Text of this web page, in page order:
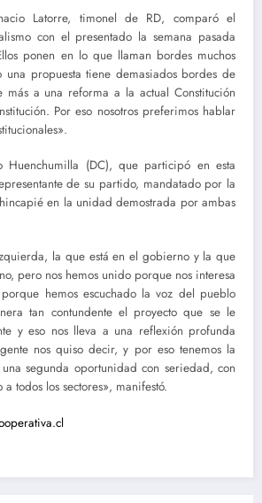
Latorre, timonel de RD, comparó el
con el presentado la semana pasada
ponen en lo que llaman bordes muchos
una propuesta tiene demasiados bordes de
más a una reforma a la actual Constitución
Por eso nosotros preferimos hablar
Huenchumilla (DC), que participó en esta
de su partido, mandatado por la
en la unidad demostrada por ambas
la que está en el gobierno y la que
pero nos hemos unido porque nos interesa
hemos escuchado la voz del pueblo
tan contundente el proyecto que se le
y eso nos lleva a una reflexión profunda
nos quiso decir, y por eso tenemos la
segunda oportunidad con seriedad, con
todos los sectores», manifestó.